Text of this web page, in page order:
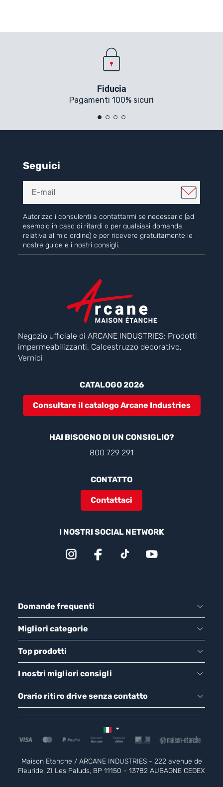
Fiducia
Pagamenti 100% sicuri
Seguici
Autorizzo i consulenti a contattarmi se necessario (ad
esempio in caso di ritardi o per qualsiasi domanda
relativa al mio ordine) e per ricevere gratuitamente le
nostre guide e i nostri consigli.
Negozio ufficiale di ARCANE INDUSTRIES: Prodotti
impermeabilizzanti, Calcestruzzo decorativo,
Vernici
CATALOGO 2026
Consultare il catalogo Arcane Industries
HAI BISOGNO DI UN CONSIGLIO?
800 729 291
CONTATTO
Contattaci
I NOSTRI SOCIAL NETWORK
Domande frequenti
Migliori categorie
Top prodotti
I nostri migliori consigli
Orario ritiro drive senza contatto
Maison Etanche / ARCANE INDUSTRIES - 222 avenue de
Fleuride, ZI Les Paluds, BP 11150 - 13782 AUBAGNE CEDEX